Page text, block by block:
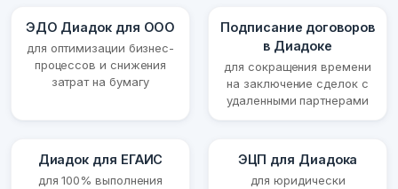
ЭДО Диадок для ООО
для оптимизации бизнес-
процессов и снижения
затрат на бумагу
Подписание договоров
в Диадоке
для сокращения времени
на заключение сделок с
удаленными партнерами
Диадок для ЕГАИС
для 100% выполнения
ЭЦП для Диадока
для юридически